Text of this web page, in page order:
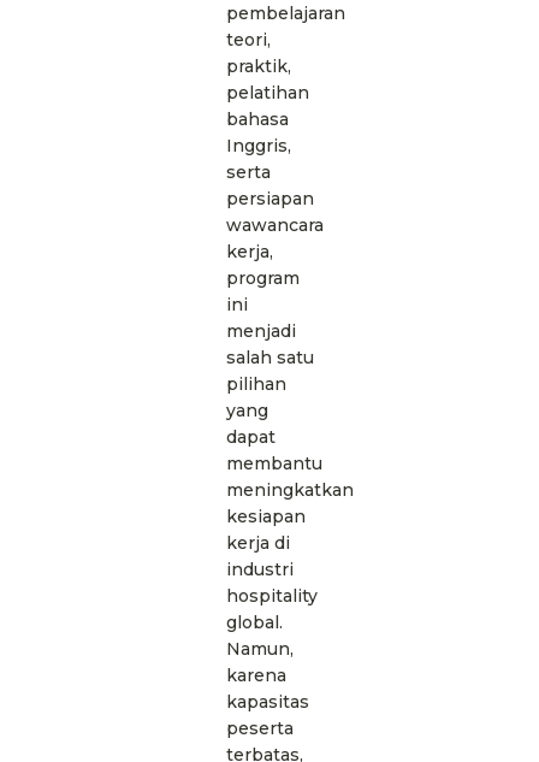
pembelajaran
teori,
praktik,
pelatihan
bahasa
Inggris,
serta
persiapan
wawancara
kerja,
program
ini
menjadi
salah satu
pilihan
yang
dapat
membantu
meningkatkan
kesiapan
kerja di
industri
hospitality
global.
Namun,
karena
kapasitas
peserta
terbatas,